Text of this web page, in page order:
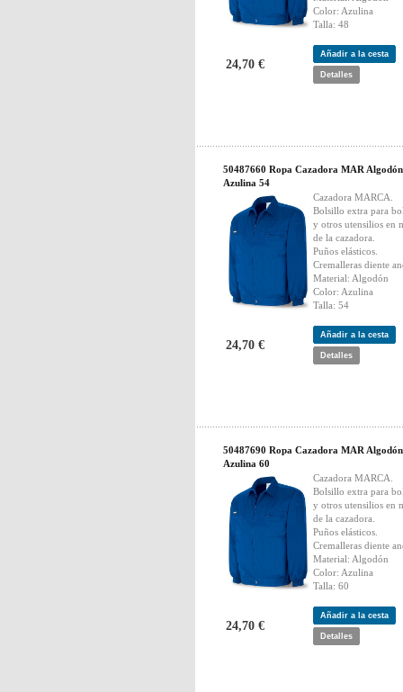
Color: Azulina
Talla: 48
24,70 €
Añadir a la cesta
Detalles
50487660 Ropa Cazadora MAR Algodón
Azulina 54
Cazadora MARCA.
Bolsillo extra para
y otros utensilios en
de la cazadora.
Puños elásticos.
Cremalleras diente
Material: Algodón
Color: Azulina
Talla: 54
24,70 €
Añadir a la cesta
Detalles
50487690 Ropa Cazadora MAR Algodón
Azulina 60
Cazadora MARCA.
Bolsillo extra para
y otros utensilios en
de la cazadora.
Puños elásticos.
Cremalleras diente
Material: Algodón
Color: Azulina
Talla: 60
24,70 €
Añadir a la cesta
Detalles